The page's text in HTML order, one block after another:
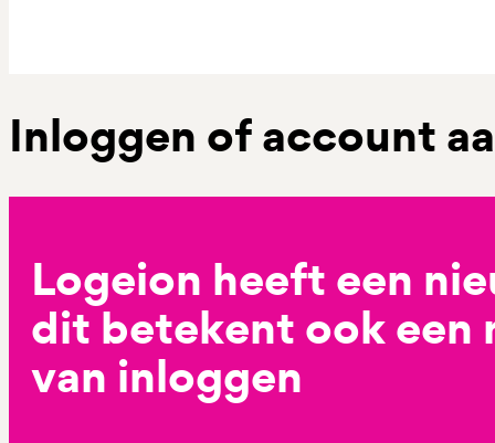
Inloggen of account
Logeion heeft een
dit betekent ook een
van inloggen